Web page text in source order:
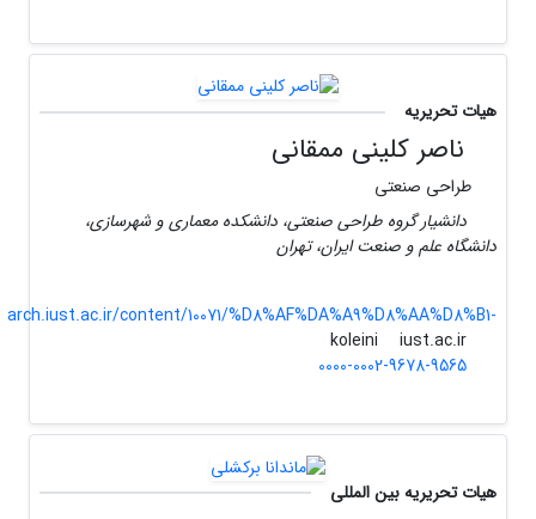
هیات تحریریه
ناصر کلینی ممقانی
طراحی صنعتی
دانشیار گروه طراحی صنعتی، دانشکده معماری و شهرسازی،
دانشگاه علم و صنعت ایران، تهران
arch.iust.ac.ir/content/10071/%D8%AF%DA%A9%D8%AA%D8%B1-
koleini
iust.ac.ir
0000-0002-9678-9565
هیات تحریریه بین المللی